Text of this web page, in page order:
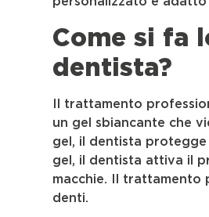
Come si fa
dentista?
Il trattamento
un gel sbiancante che
gel, il dentista
gel, il dentista attiva il
macchie. Il trattamento
denti.